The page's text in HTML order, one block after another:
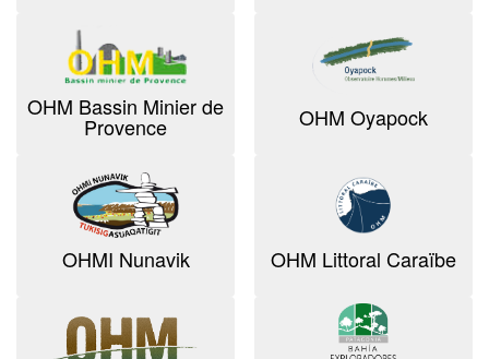
OHM Bassin Minier de
Provence OHM Oyapock
OHMI Nunavik OHM Littoral Caraïbe